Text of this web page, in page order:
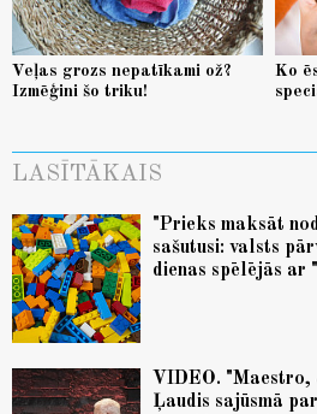
Veļas grozs nepatīkami ož?
Izmēģini šo triku!
Ko
LASĪTĀKAIS
"Prieks maksāt
sašutusi: valsts
dienas spēlējās ar
VIDEO. "Maestro,
Ļaudis sajūsmā